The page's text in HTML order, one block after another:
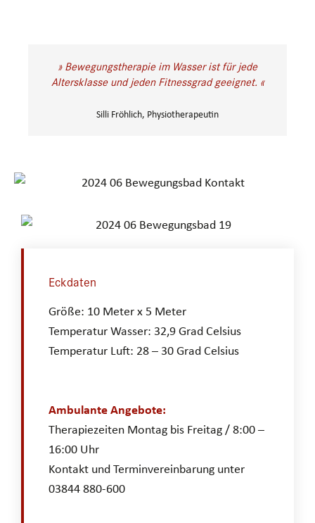
» Bewegungstherapie im Wasser ist für jede
Altersklasse und jeden Fitnessgrad geeignet. «
Silli Fröhlich, Physiotherapeutin
Eckdaten
Größe: 10 Meter x 5 Meter
Temperatur Wasser: 32,9 Grad Celsius
Temperatur Luft: 28 – 30 Grad Celsius
Ambulante Angebote:
Therapiezeiten Montag bis Freitag / 8:00 –
16:00 Uhr
Kontakt und Terminvereinbarung unter
03844 880-600